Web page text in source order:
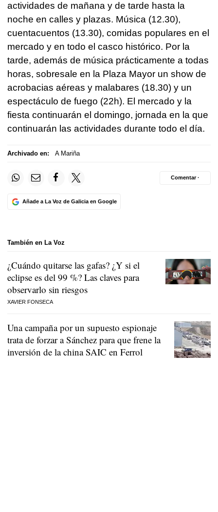
actividades de mañana y de tarde hasta la
noche en calles y plazas. Música (12.30),
cuentacuentos (13.30), comidas populares en el
mercado y en todo el casco histórico. Por la
tarde, además de música prácticamente a todas
horas, sobresale en la Plaza Mayor un show de
acrobacias aéreas y malabares (18.30) y un
espectáculo de fuego (22h). El mercado y la
fiesta continuarán el domingo, jornada en la que
continuarán las actividades durante todo el día.
Archivado en: A Mariña
Añade a La Voz de Galicia en Google
Comentar ·
También en La Voz
¿Cuándo quitarse las gafas? ¿Y si el
eclipse es del 99 %? Las claves para
observarlo sin riesgos
XAVIER FONSECA
Una campaña por un supuesto espionaje
trata de forzar a Sánchez para que frene la
inversión de la china SAIC en Ferrol